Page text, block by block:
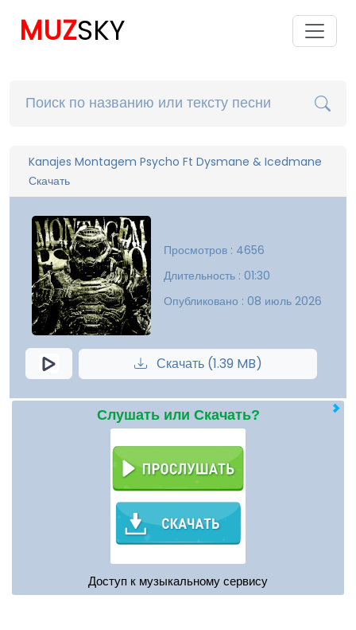
MUZSKY
Kanajes Montagem Psycho Ft Dysmane & Icedmane
Скачать
Просмотров : 4656
Длительность : 01:30
Опубликовано : 08 июль 2026
Скачать (1.39 MB)
Слушать или Скачать?
Доступ к музыкальному сервису